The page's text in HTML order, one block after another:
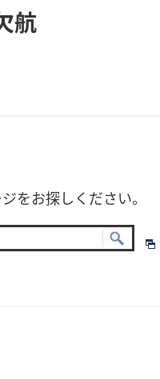
航
をお探しください。